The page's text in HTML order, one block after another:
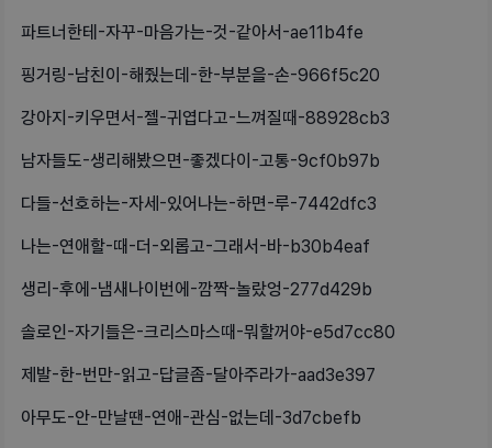
파트너한테-자꾸-마음가는-것-같아서-ae11b4fe
핑거링-남친이-해줬는데-한-부분을-손-966f5c20
강아지-키우면서-젤-귀엽다고-느껴질때-88928cb3
남자들도-생리해봤으면-좋겠다이-고통-9cf0b97b
다들-선호하는-자세-있어나는-하면-루-7442dfc3
나는-연애할-때-더-외롭고-그래서-바-b30b4eaf
생리-후에-냄새나이번에-깜짝-놀랐엉-277d429b
솔로인-자기들은-크리스마스때-뭐할꺼야-e5d7cc80
제발-한-번만-읽고-답글좀-달아주라가-aad3e397
아무도-안-만날땐-연애-관심-없는데-3d7cbefb